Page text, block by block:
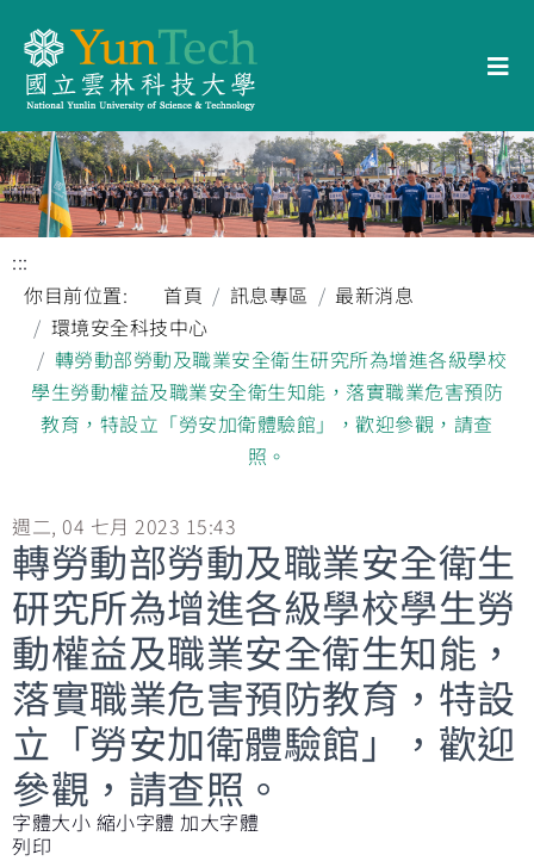
:::
你目前位置:
首頁 訊息專區
最新消息
環境安全科技中心
轉勞動部勞動及職業安全衛生研究所為增進各級學校
學生勞動權益及職業安全衛生知能，落實職業危害預防
教育，特設立「勞安加衛體驗館」，歡迎參觀，請查
照。
週二, 04 七月 2023 15:43
轉勞動部勞動及職業安全衛生
研究所為增進各級學校學生勞
動權益及職業安全衛生知能，
落實職業危害預防教育，特設
立「勞安加衛體驗館」，歡迎
參觀，請查照。
字體大小 縮小字體 加大字體
列印